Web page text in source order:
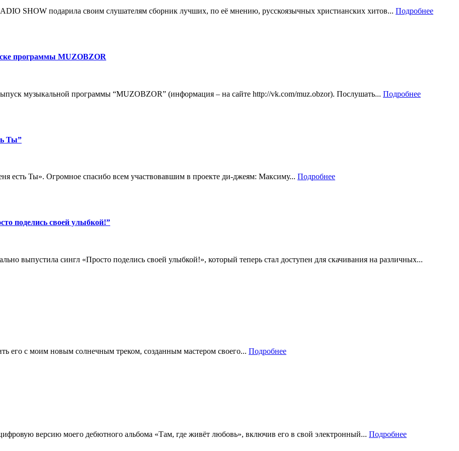
SHOW подарила своим слушателям сборник лучших, по её мнению, русскоязычных христианских хитов... Подробнее
программы MUZOBZOR
музыкальной программы “MUZOBZOR” (информация – на сайте http://vk.com/muz.obzor). Послушать... Подробнее
Ты”
есть Ты». Огромное спасибо всем участвовавшим в проекте ди-джеям: Максиму... Подробнее
поделись своей улыбкой!”
выпустила сингл «Просто поделись своей улыбкой!», который теперь стал доступен для скачивания на различных...
его с моим новым солнечным треком, созданным мастером своего... Подробнее
версию моего дебютного альбома «Там, где живёт любовь», включив его в свой электронный... Подробнее